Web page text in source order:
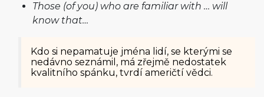
Those (of you) who are familiar with … will
know that…
Kdo si nepamatuje jména lidí, se kterými se
nedávno seznámil, má zřejmě nedostatek
kvalitního spánku, tvrdí američtí vědci.